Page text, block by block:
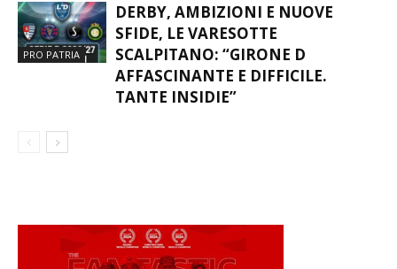
PRO PATRIA
DERBY, AMBIZIONI E NUOVE
SFIDE, LE VARESOTTE
SCALPITANO: “GIRONE D
AFFASCINANTE E DIFFICILE.
TANTE INSIDIE”